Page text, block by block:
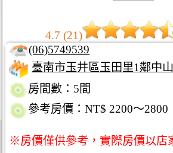
4.7 (21)
(06)5749539
臺南市玉井區玉田里1鄰中
房間數：5間
參考房價：NT$ 2200～2800
※房價僅供參考，實際房價以店